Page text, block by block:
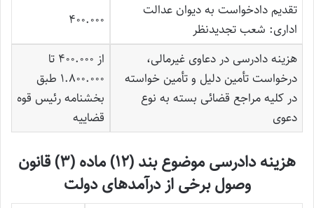
تقدیم دادخواست به دیوان عدالت
اداری: شعب تجدیدنظر
400.000
هزینه دادرسی در دعاوی غیرمالی،
درخواست تأمین دلیل و تأمین خواسته
در کلیه مراجع قضائی بسته به نوع
دعوی
از 400.000 تا
1.800.000 طبق
بخشنامه رئیس قوه
قضاییه
هزینه دادرسی موضوع بند (12) ماده (3) قانون
وصول برخی از درآمدهای دولت